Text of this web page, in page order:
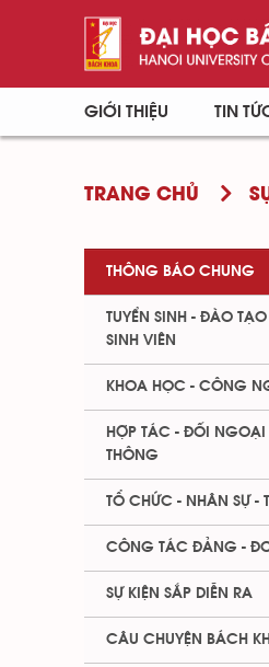
GIỚI THIỆU TIN
TRANG CHỦ
THÔNG BÁO CHUNG
TUYỂN SINH - ĐÀO
SINH VIÊN
KHOA HỌC - CÔNG
HỢP TÁC - ĐỐI NGOẠI
THÔNG
TỔ CHỨC - NHÂN SỰ -
CÔNG TÁC ĐẢNG -
SỰ KIỆN SẮP DIỄN RA
CÂU CHUYỆN BÁCH